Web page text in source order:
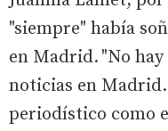
"siempre" había
en Madrid. "No
noticias en
periodístico como